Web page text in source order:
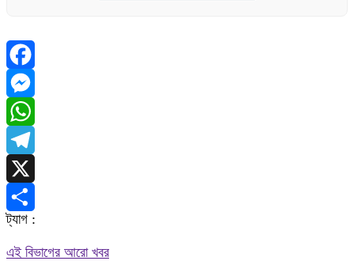
Facebook
Messenger
WhatsApp
Telegram
X
Share
ট্যাগ :
এই বিভাগের আরো খবর